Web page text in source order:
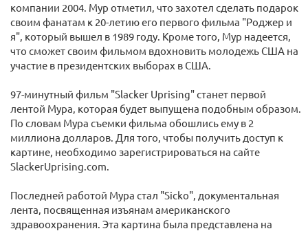
компании 2004. Мур отметил, что захотел сделать подарок
своим фанатам к 20-летию его первого фильма "Роджер и
я", который вышел в 1989 году. Кроме того, Мур надеется,
что сможет своим фильмом вдохновить молодежь США на
участие в президентских выборах в США.
97-минутный фильм "Slacker Uprising" станет первой
лентой Мура, которая будет выпущена подобным образом.
По словам Мура съемки фильма обошлись ему в 2
миллиона долларов. Для того, чтобы получить доступ к
картине, необходимо зарегистрироваться на сайте
SlackerUprising.com.
Последней работой Мура стал "Sicko", документальная
лента, посвященная изъянам американского
здравоохранения. Эта картина была представлена на